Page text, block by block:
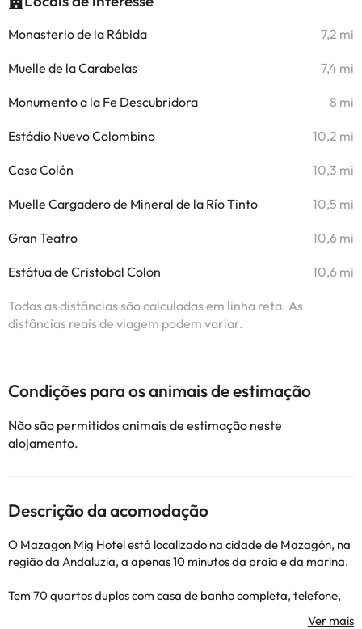
Monasterio de la Rábida 7,2 mi
Muelle de la Carabelas 7,4 mi
Monumento a la Fe Descubridora 8 mi
Estádio Nuevo Colombino 10,2 mi
Casa Colón 10,3 mi
Muelle Cargadero de Mineral de la Río Tinto 10,5 mi
Gran Teatro 10,6 mi
Estátua de Cristobal Colon 10,6 mi
Todas as distâncias são calculadas em linha reta. As
distâncias reais de viagem podem variar.
Condições para os animais de estimação
Não são permitidos animais de estimação neste
alojamento.
Descrição da acomodação
O Mazagon Mig Hotel está localizado na cidade de Mazagón, na
região da Andaluzia, a apenas 10 minutos da praia e da marina.
Tem 70 quartos duplos com casa de banho completa, telefone,